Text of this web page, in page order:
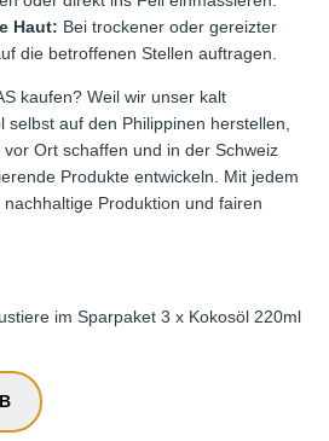
Haut: Bei trockener oder gereizter
die betroffenen Stellen auftragen.
kaufen? Weil wir unser kalt
selbst auf den Philippinen herstellen,
Ort schaffen und in der Schweiz
Produkte entwickeln. Mit jedem
Produktion und fairen
im Sparpaket 3 x Kokosöl 220ml